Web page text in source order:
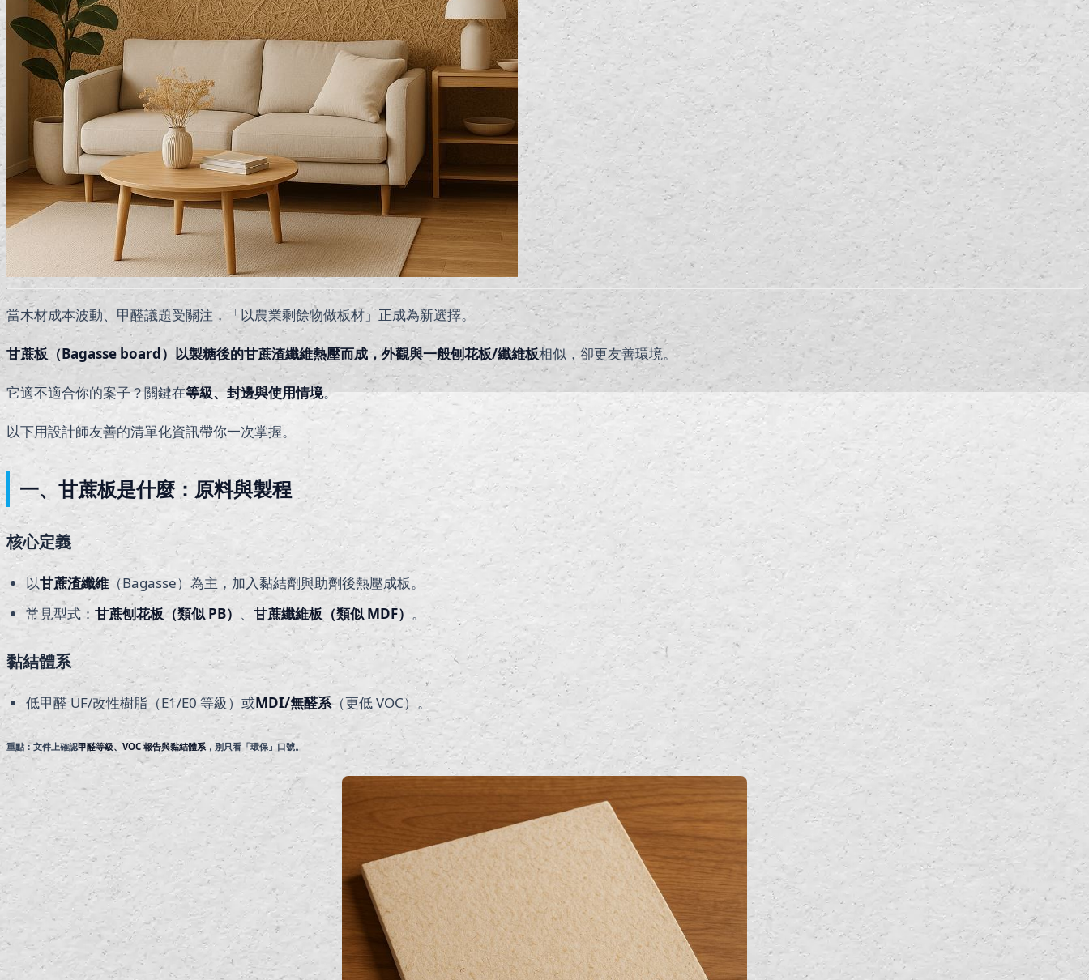
當木材成本波動、甲醛議題受關注，「以農業剩餘物做板材」正成為新選擇。
甘蔗板（Bagasse board） 以製糖後的甘蔗渣纖維熱壓而成，外觀與一般刨花板/纖維板相似，卻更友善環境。
它適不適合你的案子？關鍵在等級、封邊與使用情境。
以下用設計師友善的清單化資訊帶你一次掌握。
一、甘蔗板是什麼：原料與製程
核心定義
以甘蔗渣纖維 （Bagasse）為主，加入黏結劑與助劑後熱壓成板。
常見型式： 甘蔗刨花板（類似 PB） 、 甘蔗纖維板（類似 MDF） 。
黏結體系
低甲醛 UF/改性樹脂（E1/E0 等級）或MDI/無醛系（更低 VOC）。
重點：文件上確認甲醛等級、VOC報告與黏結體系 ，別只看「環保」口號。